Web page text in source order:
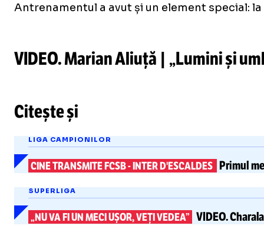
Antrenamentul a avut și un element special:
Loaded:
Unmute
VIDEO. Marian Aliuță | „Lumini și
Citește și
LIGA CAMPIONILOR
CINE TRANSMITE FCSB-INTER D'ESCALDES Primul
SUPERLIGA
„NU VA FI UN MECI UȘOR, VEȚI VEDEA” VIDEO.